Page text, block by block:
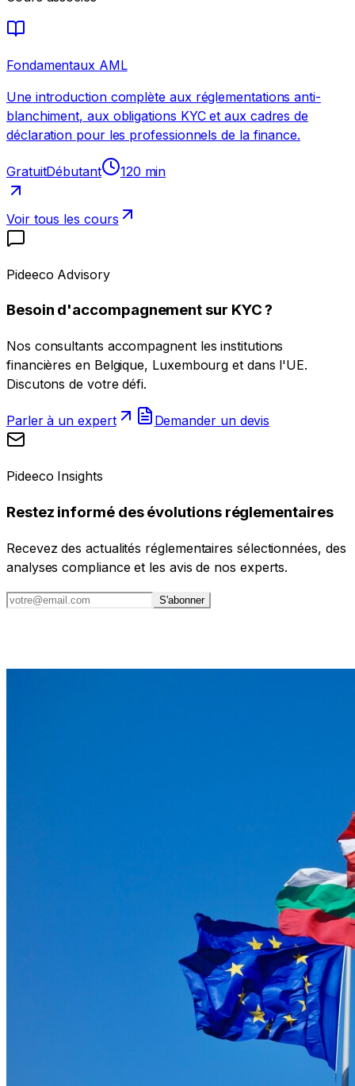
Fondamentaux AML
Une introduction complète aux réglementations anti-
blanchiment, aux obligations KYC et aux cadres de
déclaration pour les professionnels de la finance.
GratuitDébutant 120 min
Voir tous les cours
Pideeco Advisory
Besoin d'accompagnement sur KYC ?
Nos consultants accompagnent les institutions
financières en Belgique, Luxembourg et dans l'UE.
Discutons de votre défi.
Parler à un expert Demander un devis
Pideeco Insights
Restez informé des évolutions réglementaires
Recevez des actualités réglementaires sélectionnées, des
analyses compliance et les avis de nos experts.
S'abonner